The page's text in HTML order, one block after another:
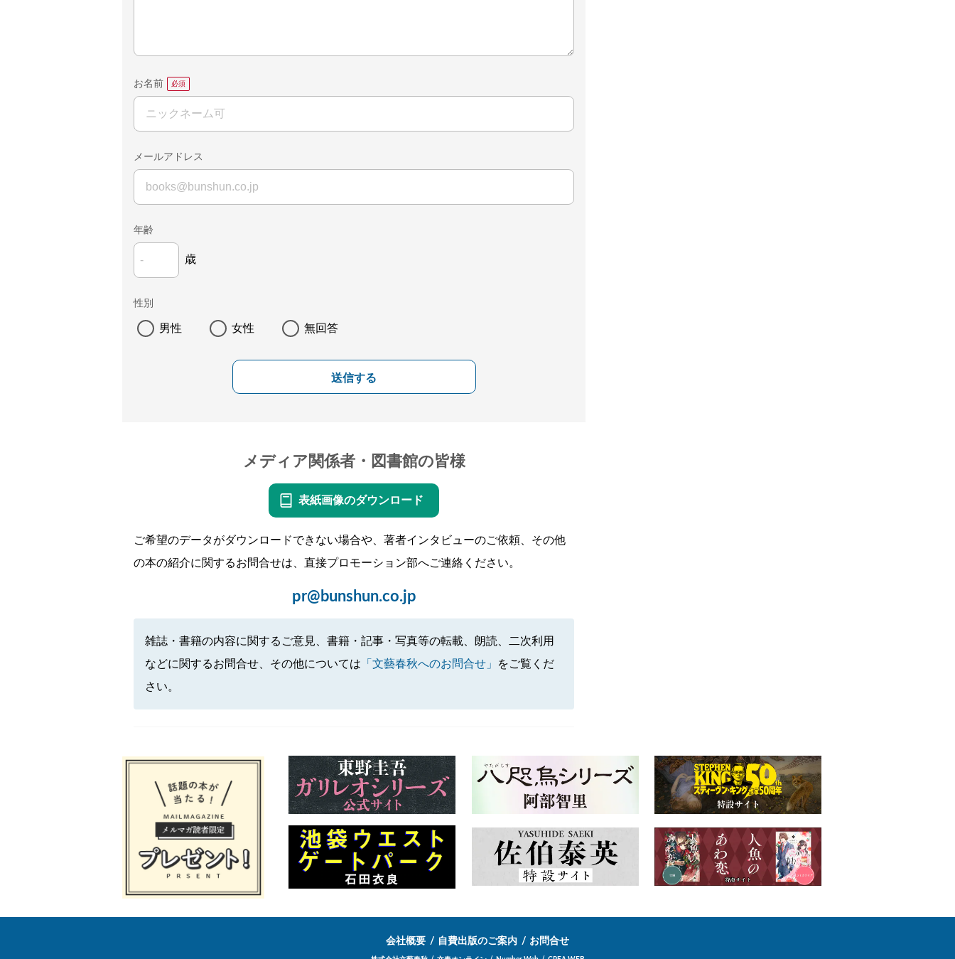
お名前
メールアドレス
年齢
歳
性別
男性 女性 無回答
送信する
メディア関係者・図書館の皆様
表紙画像のダウンロード
ご希望のデータがダウンロードできない場合や、著者インタビューのご依頼、その他
の本の紹介に関するお問合せは、直接プロモーション部へご連絡ください。
pr@bunshun.co.jp
雑誌・書籍の内容に関するご意見、書籍・記事・写真等の転載、朗読、二次利用
などに関するお問合せ、その他については 「文藝春秋へのお問合せ」
をご覧くだ
さい。
会社概要 自費出版のご案内 お問合せ